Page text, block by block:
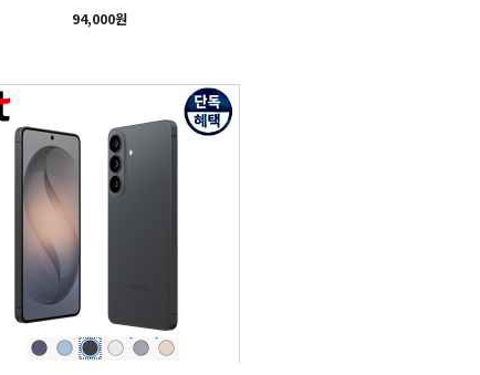
94,000원